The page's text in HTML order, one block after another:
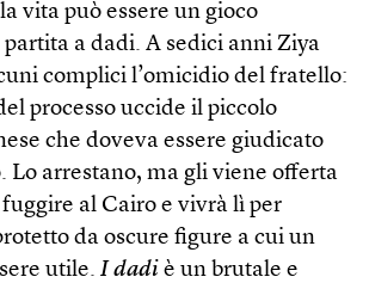
vita può essere un gioco
partita a dadi. A sedici anni Ziya
complici l’omicidio del fratello:
processo uccide il piccolo
che doveva essere giudicato
Lo arrestano, ma gli viene offerta
al Cairo e vivrà lì per
da oscure figure a cui un
utile. I dadi è un brutale e